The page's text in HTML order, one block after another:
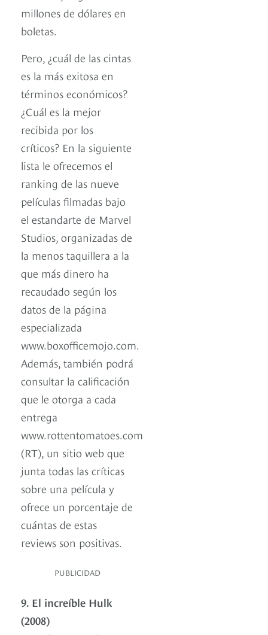
millones de dólares en
boletas.
Pero, ¿cuál de las cintas
es la más exitosa en
términos económicos?
¿Cuál es la mejor
recibida por los
críticos? En la siguiente
lista le ofrecemos el
ranking de las nueve
películas filmadas bajo
el estandarte de Marvel
Studios, organizadas de
la menos taquillera a la
que más dinero ha
recaudado según los
datos de la página
especializada
www.boxofficemojo.com.
Además, también podrá
consultar la calificación
que le otorga a cada
entrega
www.rottentomatoes.com
(RT), un sitio web que
junta todas las críticas
sobre una película y
ofrece un porcentaje de
cuántas de estas
reviews son positivas.
PUBLICIDAD
9. El increíble Hulk
(2008)